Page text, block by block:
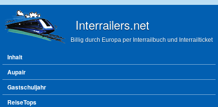
Interrailers.net
Billig durch Europa per Interrailbuch und Interrailticket
Hauptmenü
Inhalt
Aupair
Gastschuljahr
ReiseTops